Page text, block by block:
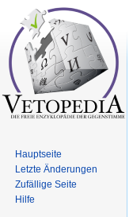
Hauptseite
Letzte Änderungen
Zufällige Seite
Hilfe